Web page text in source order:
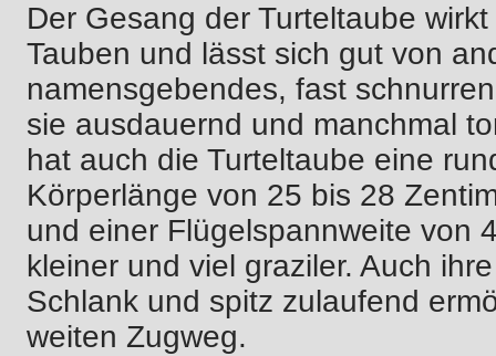
Der Gesang der Turteltaube
Tauben und lässt sich gut von
namensgebendes, fast
sie ausdauernd und manchmal
hat auch die Turteltaube eine
Körperlänge von 25 bis 28
und einer Flügelspannweite von
kleiner und viel graziler. Auch
Schlank und spitz zulaufend
weiten Zugweg.